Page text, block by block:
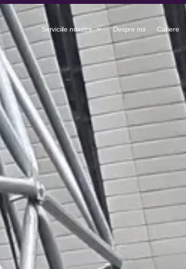
Serviciile noastre Despre noi Cariere